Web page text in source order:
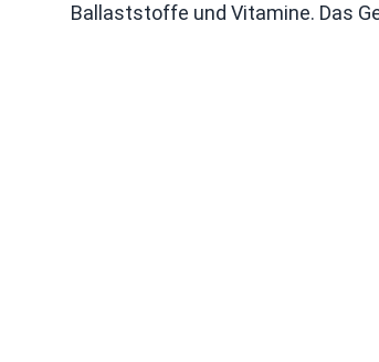
Ballaststoffe und Vitamine. Das